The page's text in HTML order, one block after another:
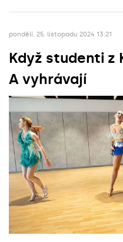
pondělí, 25. listopadu 2024 13:21
Když studenti z
A vyhrávají